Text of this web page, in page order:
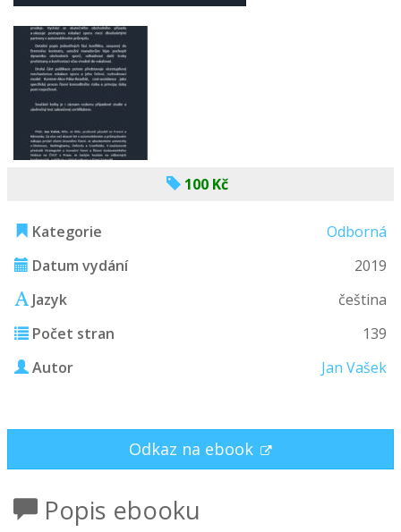
100 Kč
Kategorie
Odborná
Datum vydání
2019
Jazyk
čeština
Počet stran
139
Autor
Jan Vašek
Odkaz na ebook
Popis ebooku